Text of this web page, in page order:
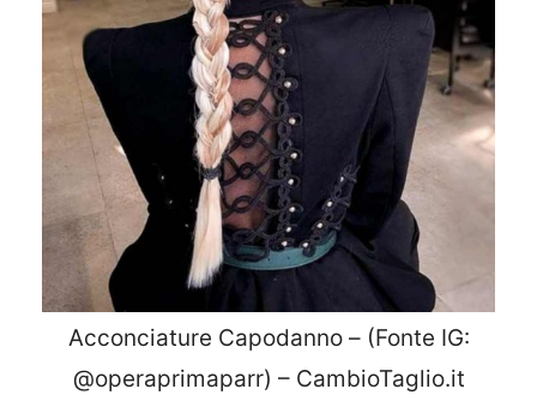
Acconciature Capodanno – (Fonte IG:
@operaprimaparr) – CambioTaglio.it